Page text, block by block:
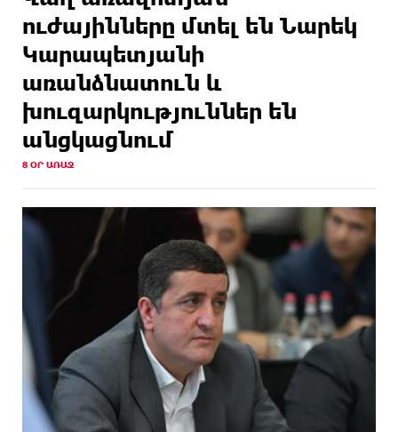
ուժայինները մտել են Նարեկ
Կարապետյանի
առանձնատուն և
խուզարկություններ են
անցկացնում
8 ՕՐ ԱՌԱՋ